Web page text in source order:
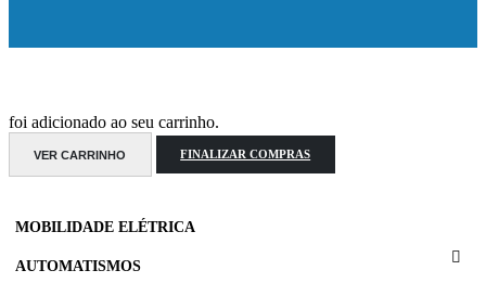
foi adicionado ao seu carrinho.
VER CARRINHO FINALIZAR COMPRAS
MOBILIDADE ELÉTRICA
AUTOMATISMOS